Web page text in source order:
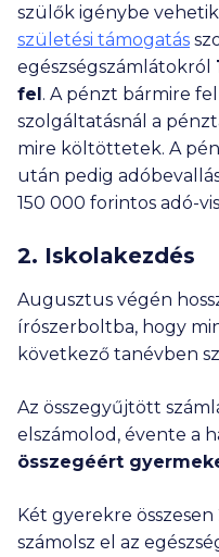
szülők igénybe
születési támogatás
egészségszámlátokról
fel. A pénzt bármire
szolgáltatásnál a
mire költöttetek. A
után pedig
150 000 forintos adó-
2. Iskolakezdés
Augusztus végén
írószerboltba, hogy
következő tanévben
Az összegyűjtött
elszámolod, évente a
összegéért
Két gyerekre összesen
számolsz el az